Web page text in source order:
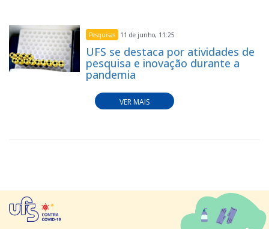
Pesquisas 11 de junho, 11:25
UFS se destaca por atividades de
pesquisa e inovação durante a
pandemia
VER MAIS